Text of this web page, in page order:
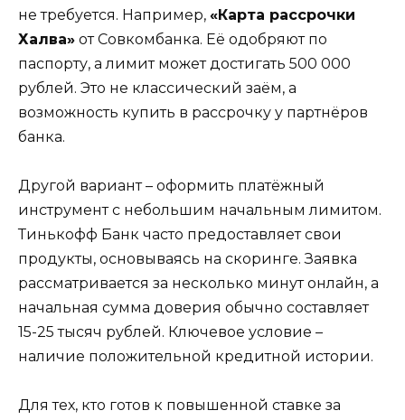
не требуется. Например, «Карта рассрочки
Халва» от Совкомбанка. Её одобряют по
паспорту, а лимит может достигать 500 000
рублей. Это не классический заём, а
возможность купить в рассрочку у партнёров
банка.
Другой вариант – оформить платёжный
инструмент с небольшим начальным лимитом.
Тинькофф Банк часто предоставляет свои
продукты, основываясь на скоринге. Заявка
рассматривается за несколько минут онлайн, а
начальная сумма доверия обычно составляет
15-25 тысяч рублей. Ключевое условие –
наличие положительной кредитной истории.
Для тех, кто готов к повышенной ставке за